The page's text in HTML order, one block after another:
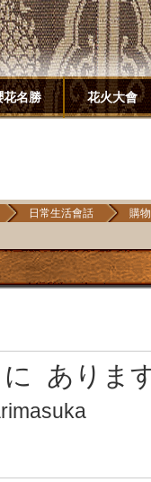
花名勝 花火大會
日常生活會話 購
ありま